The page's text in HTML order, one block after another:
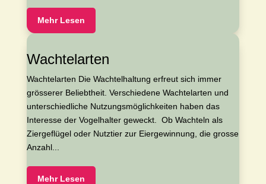
Mehr Lesen
Wachtelarten
Wachtelarten Die Wachtelhaltung erfreut sich immer
grösserer Beliebtheit. Verschiedene Wachtelarten und
unterschiedliche Nutzungsmöglichkeiten haben das
Interesse der Vogelhalter geweckt. Ob Wachteln als
Ziergeflügel oder Nutztier zur Eiergewinnung, die grosse
Anzahl...
Mehr Lesen